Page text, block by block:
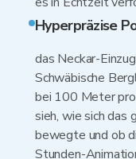
Hyperprä­zise
das Neckar-
Schwäbische
bei 100 Meter
sieh, wie sich das
bewegte und ob
Stunden-